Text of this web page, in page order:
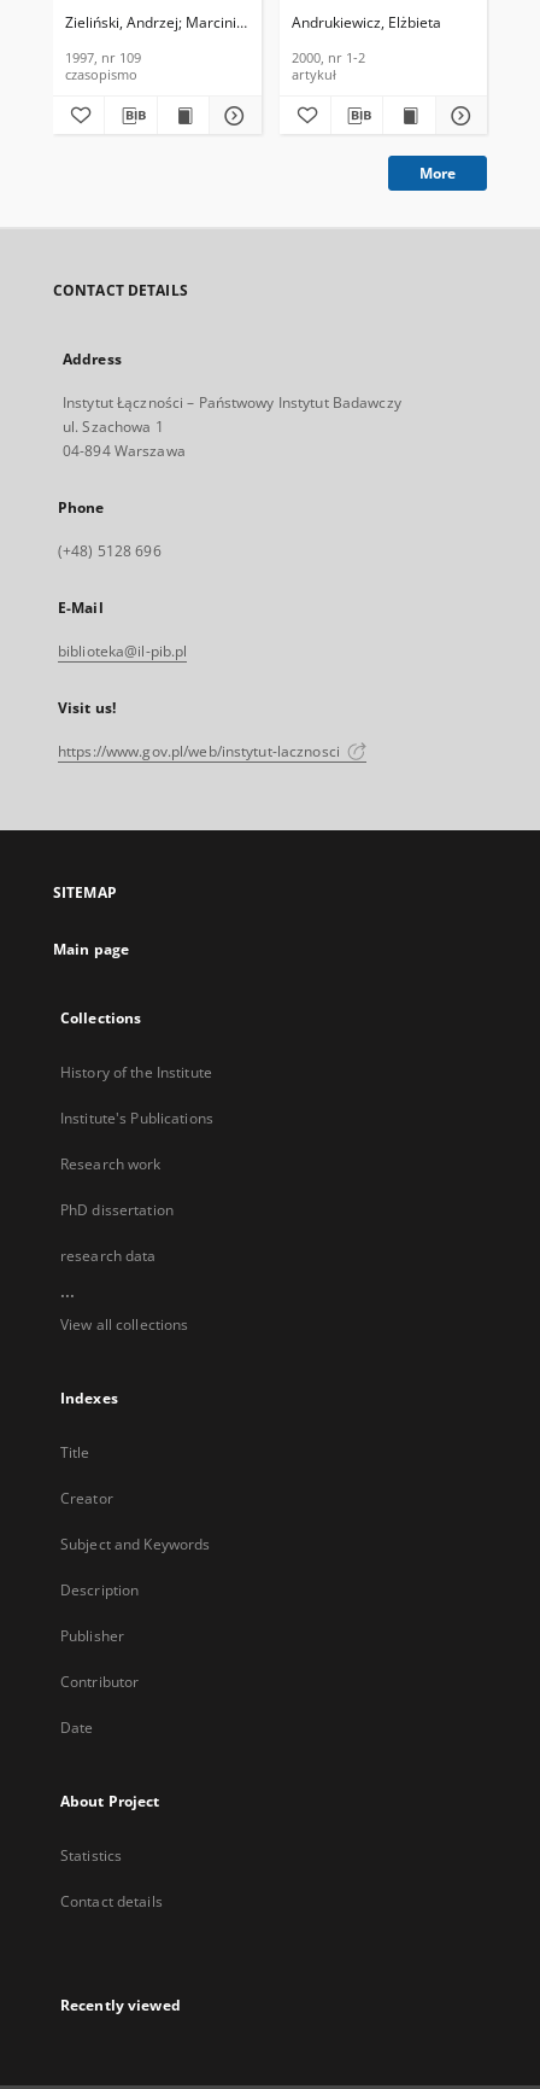
Zieliński, Andrzej Marciniak, Marian Jaworski, Marek Obrocka, Anna
1997, nr 109
czasopismo
zaufanej trzeciej strony
(TTP). Telekomunikacja i
2000, nr 1-2
Andrukiewicz, Elżbieta
2000, nr 1-2
artykuł
More
CONTACT DETAILS
Address
Instytut Łączności – Państwowy Instytut Badawczy
ul. Szachowa 1
04-894 Warszawa
Phone
(+48) 5128 696
E-Mail
biblioteka@il-pib.pl
Visit us!
https://www.gov.pl/web/instytut-lacznosci
SITEMAP
Main page
Collections
History of the Institute
Institute's Publications
Research work
PhD dissertation
research data
...
View all collections
Indexes
Title
Creator
Subject and Keywords
Description
Publisher
Contributor
Date
About Project
Statistics
Contact details
Recently viewed